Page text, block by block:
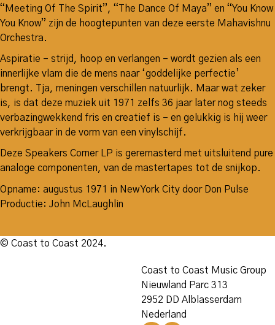
“Meeting Of The Spirit”, “The Dance Of Maya” en “You Know
You Know” zijn de hoogtepunten van deze eerste Mahavishnu
Orchestra.
Aspiratie – strijd, hoop en verlangen – wordt gezien als een
innerlijke vlam die de mens naar ‘goddelijke perfectie’
brengt. Tja, meningen verschillen natuurlijk. Maar wat zeker
is, is dat deze muziek uit 1971 zelfs 36 jaar later nog steeds
verbazingwekkend fris en creatief is – en gelukkig is hij weer
verkrijgbaar in de vorm van een vinylschijf.
Deze Speakers Corner LP is geremasterd met uitsluitend pure
analoge componenten, van de mastertapes tot de snijkop.
Opname: augustus 1971 in New York City door Don Pulse
Productie: John McLaughlin
© Coast to Coast 2024.
Coast to Coast Music Group
Nieuwland Parc 313
2952 DD Alblasserdam
Nederland